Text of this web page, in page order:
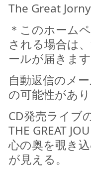
The Great
＊このホーム
される場合は
ールが届きます
自動返信のメ
の可能性があ
CD発売ライブ
THE GREAT
心の奥を覗き
が見える。